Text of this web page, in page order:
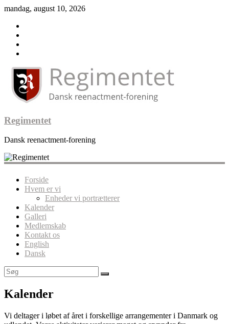
mandag, august 10, 2026
Regimentet
Dansk reenactment-forening
Forside
Hvem er vi
Enheder vi portrætterer
Kalender
Galleri
Medlemskab
Kontakt os
English
Dansk
Kalender
Vi deltager i løbet af året i forskellige arrangementer i Danmark og